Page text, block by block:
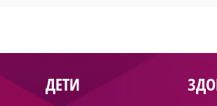
ДЕТИ